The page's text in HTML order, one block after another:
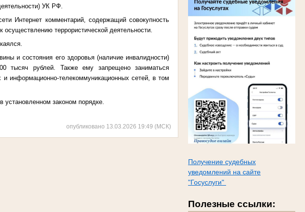
Получение судебных
уведомлений на сайте
"Госуслуги"
Полезные ссылки:
УК РФ.
Интернет комментарий, содержащий совокупность
осуществлению террористической деятельности.
и состояния его здоровья (наличие инвалидности)
тысяч рублей. Также ему запрещено заниматься
информационно-телекоммуникационных сетей, в том
законом порядке.
опубликовано 13.03.2026 19:49 (МСК)